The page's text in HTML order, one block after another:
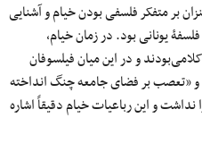
بر متفکر فلسفی بودن خیام و آشنایی
یونانی بود. در زمان خیام،
و در این میان فیلسوفان
«تعصب بر فضای جامعه چنگ انداخته
و این رباعیات خیام دقیقاً اشاره